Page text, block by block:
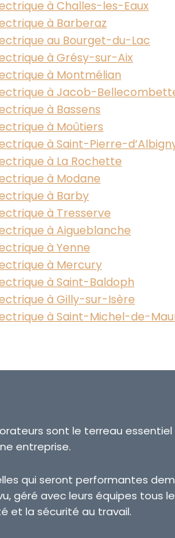
à Challes-les-Eaux
à Barberaz
au Bourget-du-Lac
à Grésy-sur-Aix
à Montmélian
à Jacob-
à Bassens
à Moûtiers
à Saint-Pierre-
à La Rochette
à Modane
à Barby
à Tresserve
à Aigueblanche
à Yenne
à Mercury
à Saint-Baldoph
à Gilly-sur-Isère
à Saint-Michel-de-
sont le terreau essentiel
entreprise.
qui seront performantes
géré avec leurs équipes tous
et la sécurité au travail.